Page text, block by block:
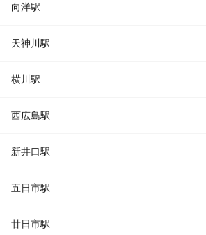
向洋駅
天神川駅
横川駅
西広島駅
新井口駅
五日市駅
廿日市駅